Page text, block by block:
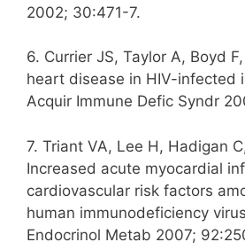
2002; 30:471-7.
6. Currier JS, Taylor A, Boyd
heart disease in HIV-infected
Acquir Immune Defic Syndr
7. Triant VA, Lee H, Hadigan
Increased acute myocardial
cardiovascular risk factors
human immunodeficiency
Endocrinol Metab 2007;